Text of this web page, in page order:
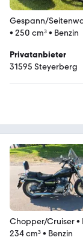
Gespann/
• 250 cm³• Benzin
Privatanbieter
31595 Steyerberg
Chopper/Cruiser•
234 cm³• Benzin